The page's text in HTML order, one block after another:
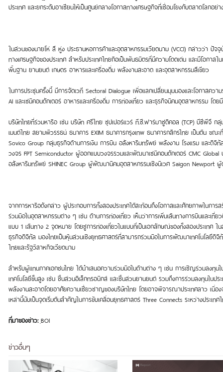
ประเทศ และยกระดับอาเซียนให้เป็นศูนย์กลางโอกาสทางเศรษฐกิจที่เชื่อมโยงกับตลาดโลกอย่
ในส่วนของนายโห่ สี หู่ง ประธานหอการค้าและอุตสาหกรรมเวียดนาม (VCCI) กล่าวว่า ปัจ
ทางเศรษฐกิจของประเทศ สำหรับประเทศไทยถือเป็นพันธมิตรที่มีความโดดเด่น และมีโอกา
พื้นฐาน ยานยนต์ เกษตร อาหารและเครื่องดื่ม พลังงานสะอาด และอุตสาหกรรมสีเขียว
ในการประชุมครั้งนี้ มีการจัดเวที Sectoral Dialogue เพื่อแลกเปลี่ยนมุมมองและโอกาสค
AI และเซมิคอนดักเตอร์ อาหารและเครื่องดื่ม การท่องเที่ยว และธุรกิจนิคมอุตสาหกรรม โด
บริษัทไทยที่ร่วมหารือ เช่น บริษัท ศรีไทย ซุปเปอร์แวร์ ที.ซี.ฟาร์มาซูติคอล (TCP) บีซีพีจี
เมนต์ไทย สยามพิวรรธน์ ธนาคาร EXIM ธนาคารกรุงเทพ ธนาคารกสิกรไทย เป็นต้น ข
Sovico Group กลุ่มธุรกิจด้านการเงิน การบิน อสังหาริมทรัพย์ พลังงาน โรงแรม และดิ
วงจร FPT Semiconductor ผู้ออกแบบวงจรรวมและพัฒนาเซมิคอนดักเตอร์ CMC
อสังหาริมทรัพย์ SHINEC Group ผู้พัฒนานิคมอุตสาหกรรมเชิงนิเวศ Saigon Newport ผู้
จากการหารือดังกล่าว ผู้ประกอบการทั้งสองประเทศได้สะท้อนถึงโอกาสและศักยภาพในก
ร่วมมือในอุตสาหกรรมต่าง ๆ เช่น ด้านการท่องเที่ยว เห็นว่าการเพิ่มเส้นทางการบินและเที่
แบบ 1 เส้นทาง 2 จุดหมาย โดยชูการท่องเที่ยวในแบบที่เป็นเอกลักษณ์ของทั้งสองประเทศ
ธุรกิจดิจิทัล มองไทยเป็นหุ้นส่วนเชิงยุทธศาสตร์ที่สามารถร่วมมือในการพัฒนาเทคโนโลยีดิ
ไทยและรัฐวิสาหกิจเวียดนาม
สำหรับผู้แทนภาคเอกชนไทย ได้นำเสนอความร่วมมือในด้านต่าง ๆ เช่น การเชิญร่วมลง
เทคโนโลยีขั้นสูง เช่น ชิ้นส่วนอิเล็กทรอนิกส์ และชิ้นส่วนยานยนต์ รวมถึงการร่วมลงทุนในป
พลังงานสะอาดโดยอาศัยความเชี่ยวชาญของบริษัทไทย โดยอาจพิจารณาประเทศลาว เนื่
เหล่านี้นับเป็นจุดเริ่มต้นสำคัญในการขับเคลื่อนยุทธศาสตร์ Three Connects ระหว่างประเทศ
ที่มาของข่าว: ฺBOI
ข่าวอื่นๆ